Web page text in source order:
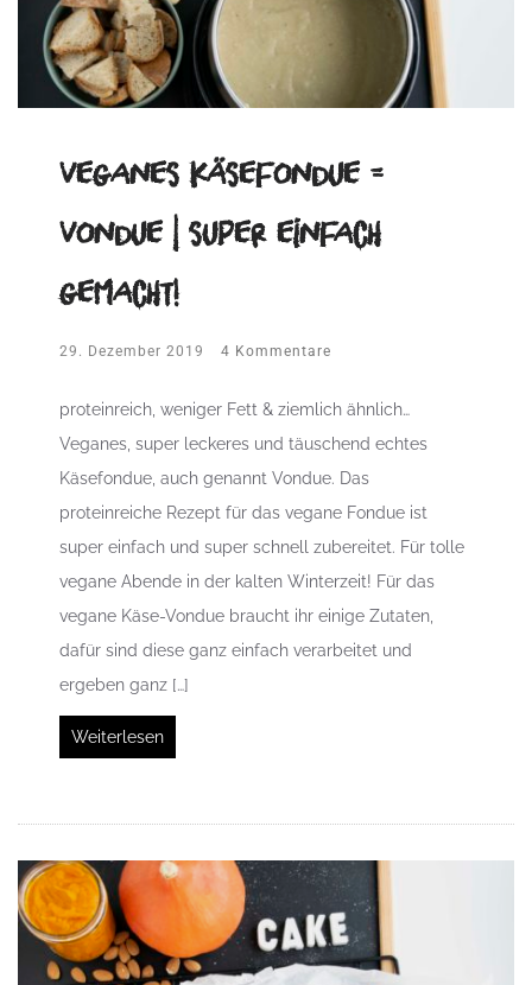
Veganes Käsefondue =
Vondue | super einfach
gemacht!
29. Dezember 2019 4 Kommentare
proteinreich, weniger Fett & ziemlich ähnlich…
Veganes, super leckeres und täuschend echtes
Käsefondue, auch genannt Vondue. Das
proteinreiche Rezept für das vegane Fondue ist
super einfach und super schnell zubereitet. Für tolle
vegane Abende in der kalten Winterzeit! Für das
vegane Käse-Vondue braucht ihr einige Zutaten,
dafür sind diese ganz einfach verarbeitet und
ergeben ganz […]
Weiterlesen